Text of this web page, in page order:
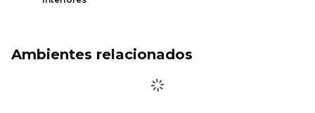
Ambientes relacionados